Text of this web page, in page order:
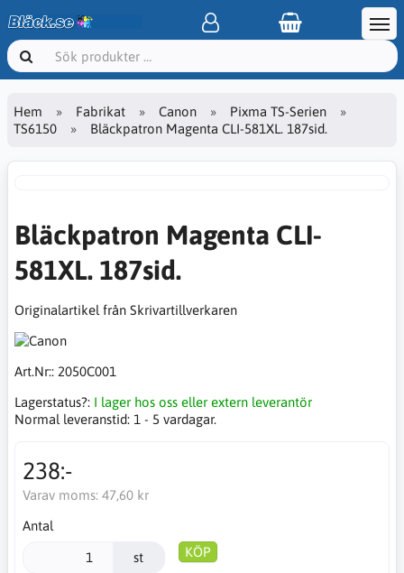
Hem Fabrikat Canon
Pixma TS-Serien
TS6150
Bläckpatron Magenta CLI-581XL. 187sid.
Bläckpatron Magenta CLI-
581XL. 187sid.
Originalartikel från Skrivartillverkaren
Art.Nr:: 2050C001
Lagerstatus?: I lager hos oss eller extern leverantör
Normal leveranstid: 1 - 5 vardagar.
238:-
Varav moms: 47,60 kr
Antal
st KÖP